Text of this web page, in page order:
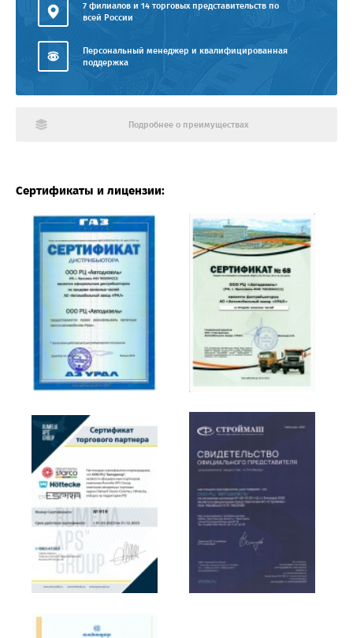
7 филиалов и 14 торговых представительств по
всей России
Персональный менеджер и квалифицированная
поддержка
Подробнее о преимуществах
Сертификаты и лицензии: